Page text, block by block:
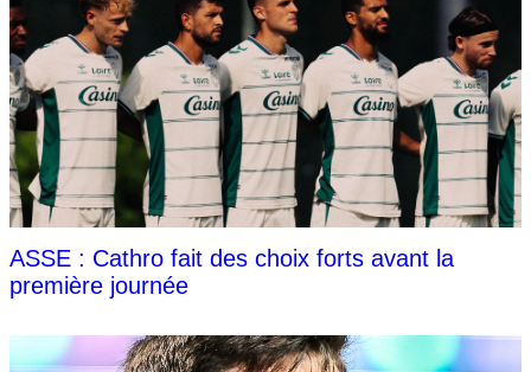
ASSE : Cathro fait des choix forts avant la
première journée